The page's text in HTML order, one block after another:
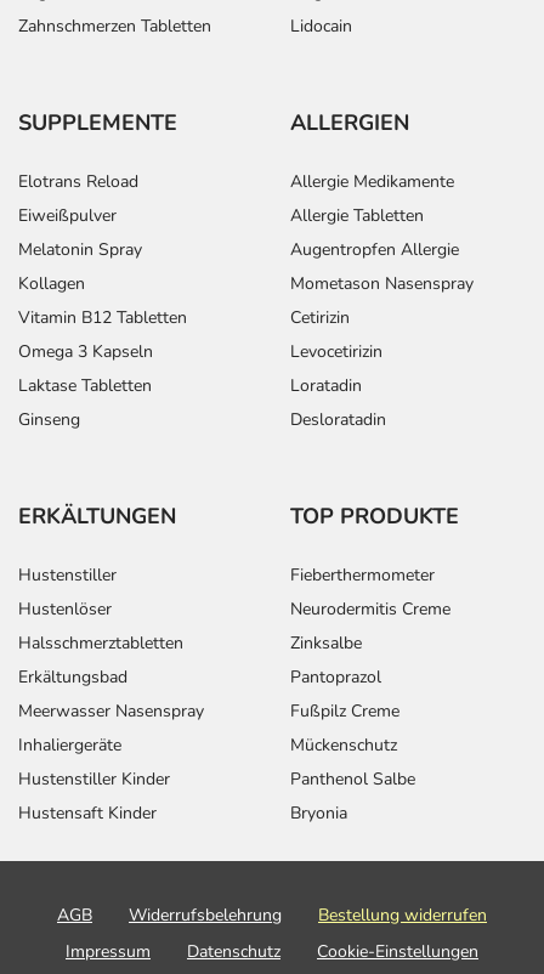
Zahnschmerzen Tabletten
Lidocain
SUPPLEMENTE
Elotrans Reload
Eiweißpulver
Melatonin Spray
Kollagen
Vitamin B12 Tabletten
Omega 3 Kapseln
Laktase Tabletten
Ginseng
ALLERGIEN
Allergie Medikamente
Allergie Tabletten
Augentropfen Allergie
Mometason Nasenspray
Cetirizin
Levocetirizin
Loratadin
Desloratadin
ERKÄLTUNGEN
Hustenstiller
Hustenlöser
Halsschmerztabletten
Erkältungsbad
Meerwasser Nasenspray
Inhaliergeräte
Hustenstiller Kinder
Hustensaft Kinder
TOP PRODUKTE
Fieberthermometer
Neurodermitis Creme
Zinksalbe
Pantoprazol
Fußpilz Creme
Mückenschutz
Panthenol Salbe
Bryonia
AGB Widerrufsbelehrung
Bestellung widerrufen
Impressum
Datenschutz
Cookie-Einstellungen